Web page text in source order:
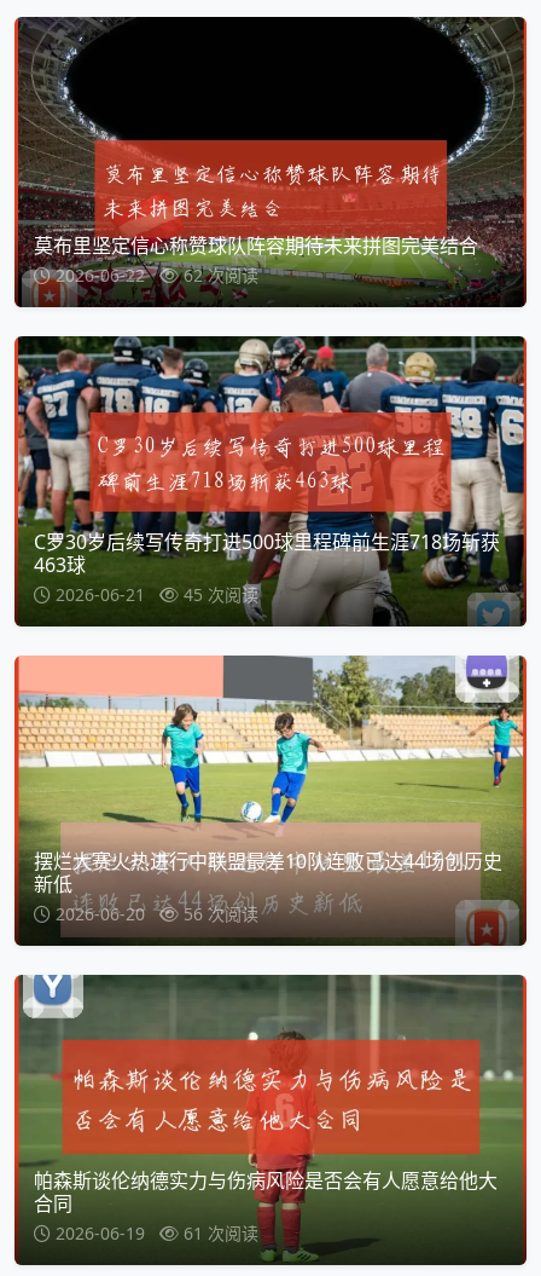
莫布里坚定信心称赞球队阵容期待未来拼图完美结合
2026-06-22 62 次阅读
C罗30岁后续写传奇打进500球里程碑前生涯718场斩获
463球
2026-06-21 45 次阅读
摆烂大赛火热进行中联盟最差10队连败已达44场创历史
新低
2026-06-20 56 次阅读
帕森斯谈伦纳德实力与伤病风险是否会有人愿意给他大
合同
2026-06-19 61 次阅读